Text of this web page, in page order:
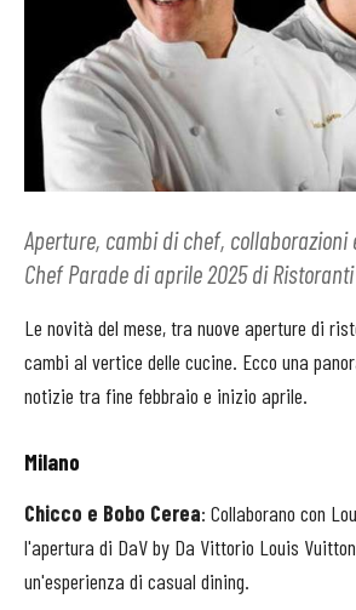
Aperture, cambi di chef, collaborazioni
Chef Parade di aprile 2025 di Ristoranti
Le novità del mese, tra nuove aperture di
cambi al vertice delle cucine. Ecco una
notizie tra fine febbraio e inizio aprile.​
Milano
Chicco e Bobo Cerea: Collaborano con
l'apertura di DaV by Da Vittorio Louis
un'esperienza di casual dining.